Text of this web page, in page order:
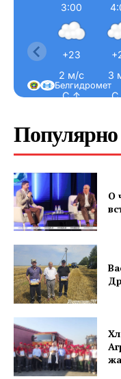
3:00
+23
2 м/с
С ↑
3
С
Белгидромет
Популярно
О